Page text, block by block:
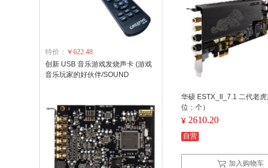
华硕 ESTX_II_7.1 二代老
位：个）
¥ 2610.20
自营
加入购物车
特价： ￥622.48
创新 USB 音乐游戏发烧声卡 (游戏
音乐玩家的好伙伴/SOUND